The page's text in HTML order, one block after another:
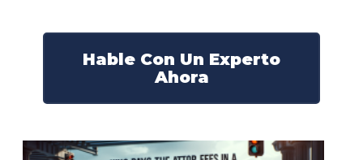
Hable Con Un Experto
Ahora